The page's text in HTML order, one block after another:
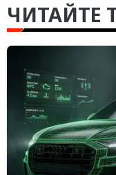
ЧИТАЙТЕ